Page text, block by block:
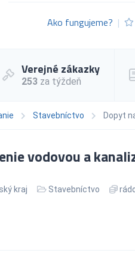
Ako fungujeme?
Verejné zákazky
253 za týždeň
Stavebníctvo Dopyt
vodovou a
kraj Stavebníctvo